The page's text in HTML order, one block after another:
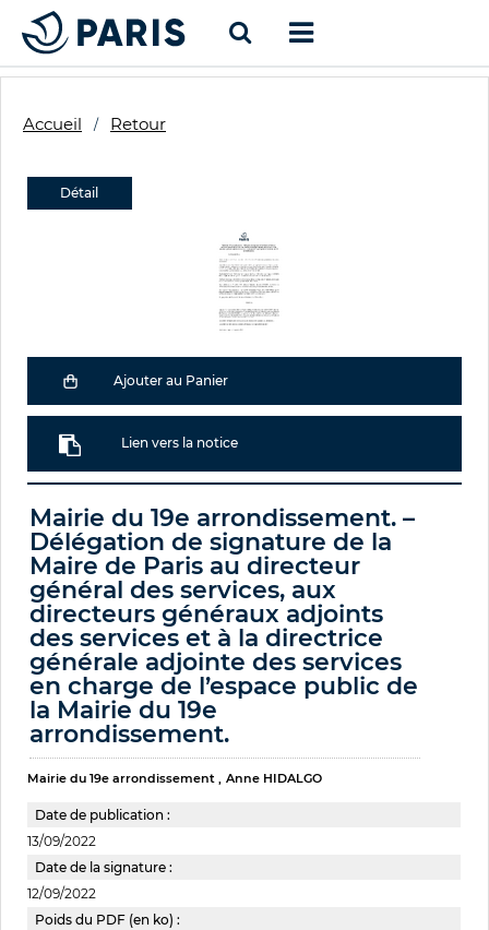
Accueil Retour
Détail
Ajouter au Panier
Lien vers la notice
Mairie du 19e arrondissement. –
Délégation de signature de la
Maire de Paris au directeur
général des services, aux
directeurs généraux adjoints
des services et à la directrice
générale adjointe des services
en charge de l’espace public de
la Mairie du 19e
arrondissement.
Mairie du 19e arrondissement Anne HIDALGO
Date de publication :
13/09/2022
Date de la signature :
12/09/2022
Poids du PDF (en ko) :